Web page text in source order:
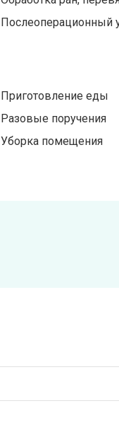
Послеоперационный
Приготовление еды
Разовые поручения
Уборка помещения